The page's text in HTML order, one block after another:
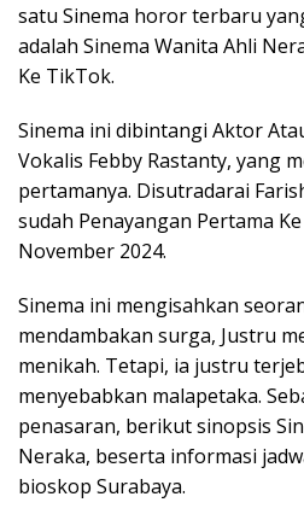
satu Sinema horor terbaru
adalah Sinema Wanita Ahli
Ke TikTok.
Sinema ini dibintangi Aktor
Vokalis Febby Rastanty, yang
pertamanya. Disutradarai
sudah Penayangan Pertama
November 2024.
Sinema ini mengisahkan
mendambakan surga, Justru
menikah. Tetapi, ia justru
menyebabkan malapetaka.
penasaran, berikut sinopsis
Neraka, beserta informasi
bioskop Surabaya.